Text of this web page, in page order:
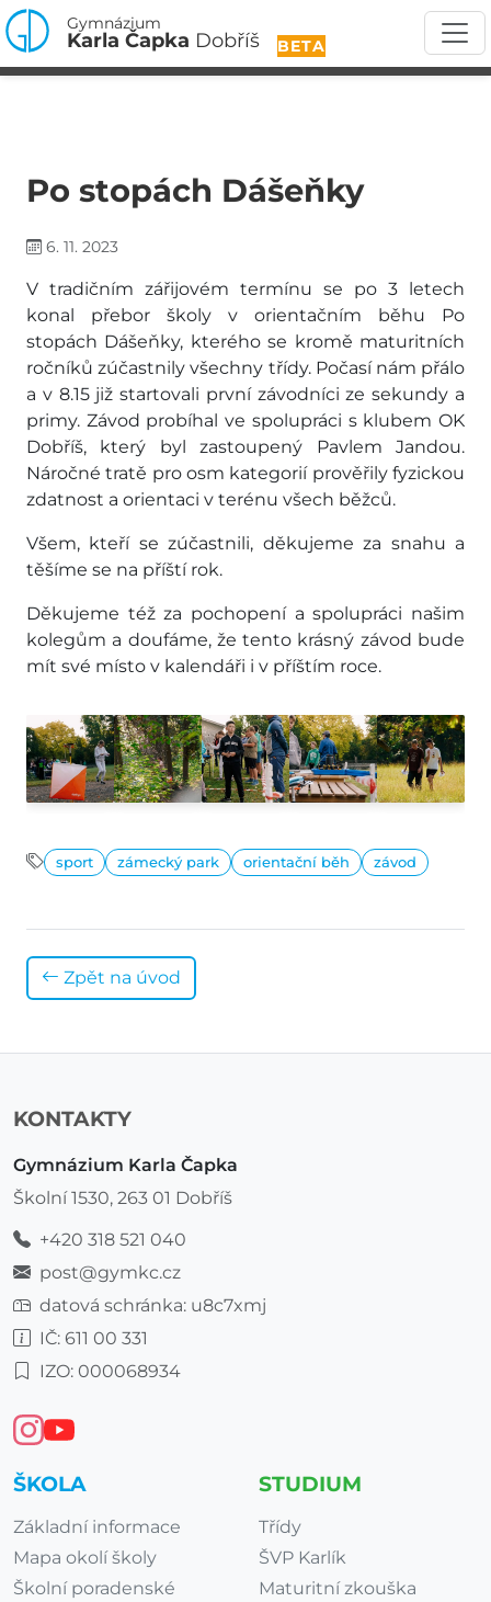
Gymnázium
BETA
Karla Čapka Dobříš
Po stopách Dášeňky
6. 11. 2023
V tradičním zářijovém termínu se po 3 letech
konal přebor školy v orientačním běhu Po
stopách Dášeňky, kterého se kromě maturitních
ročníků zúčastnily všechny třídy. Počasí nám přálo
a v 8.15 již startovali první závodníci ze sekundy a
primy. Závod probíhal ve spolupráci s klubem OK
Dobříš, který byl zastoupený Pavlem Jandou.
Náročné tratě pro osm kategorií prověřily fyzickou
zdatnost a orientaci v terénu všech běžců.
Všem, kteří se zúčastnili, děkujeme za snahu a
těšíme se na příští rok.
Děkujeme též za pochopení a spolupráci našim
kolegům a doufáme, že tento krásný závod bude
mít své místo v kalendáři i v příštím roce.
sport zámecký park orientační běh závod
Zpět na úvod
KONTAKTY
Gymnázium Karla Čapka
Školní 1530, 263 01 Dobříš
+420 318 521 040
post@gymkc.cz
datová schránka: u8c7xmj
IČ: 611 00 331
IZO: 000068934
ŠKOLA
Základní informace
Mapa okolí školy
Školní poradenské
STUDIUM
Třídy
ŠVP Karlík
Maturitní zkouška